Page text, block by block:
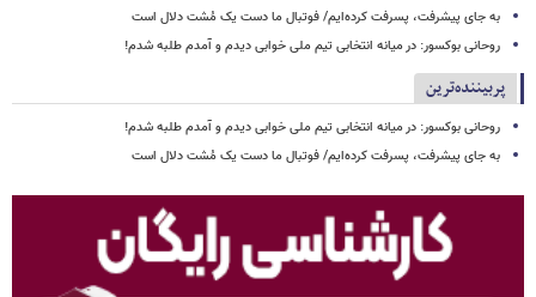
به جای پیشرفت، پسرفت کرده‌ایم/ فوتبال ما دست یک مُشت دلال است
روحانی بوکسور: در میانه انتخابی تیم ملی خوابی دیدم و آمدم طلبه شدم!
پربیننده‌ترین
روحانی بوکسور: در میانه انتخابی تیم ملی خوابی دیدم و آمدم طلبه شدم!
به جای پیشرفت، پسرفت کرده‌ایم/ فوتبال ما دست یک مُشت دلال است